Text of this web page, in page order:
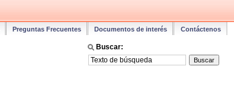
Preguntas Frecuentes Documentos de interés Contáctenos
Buscar: